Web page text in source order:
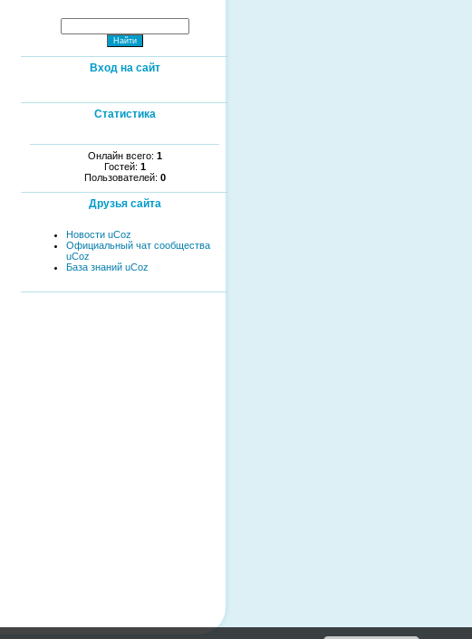
Вход на сайт
Статистика
Онлайн всего: 1
Гостей: 1
Пользователей: 0
Друзья сайта
Новости uCoz
Официальный чат сообщества
uCoz
База знаний uCoz